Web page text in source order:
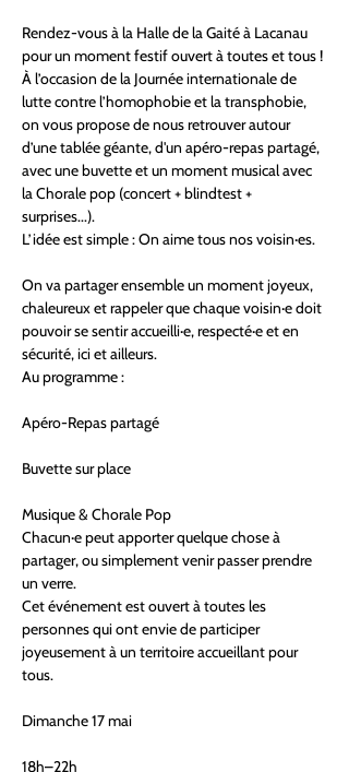
Rendez-vous à la Halle de la Gaité à Lacanau
pour un moment festif ouvert à toutes et tous !
À l’occasion de la Journée internationale de
lutte contre l’homophobie et la transphobie,
on vous propose de nous retrouver autour
d’une tablée géante, d'un apéro-repas partagé,
avec une buvette et un moment musical avec
la Chorale pop (concert + blindtest +
surprises...).
L’idée est simple : On aime tous nos voisin·es.
On va partager ensemble un moment joyeux,
chaleureux et rappeler que chaque voisin·e doit
pouvoir se sentir accueilli·e, respecté·e et en
sécurité, ici et ailleurs.
Au programme :
Apéro-Repas partagé
Buvette sur place
Musique & Chorale Pop
Chacun·e peut apporter quelque chose à
partager, ou simplement venir passer prendre
un verre.
Cet événement est ouvert à toutes les
personnes qui ont envie de participer
joyeusement à un territoire accueillant pour
tous.
Dimanche 17 mai
18h–22h